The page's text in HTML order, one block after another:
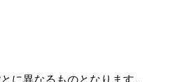
異なるものとなります。